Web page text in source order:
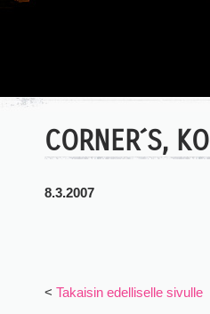
CORNER´S,
8.3.2007
< Takaisin edelliselle sivulle